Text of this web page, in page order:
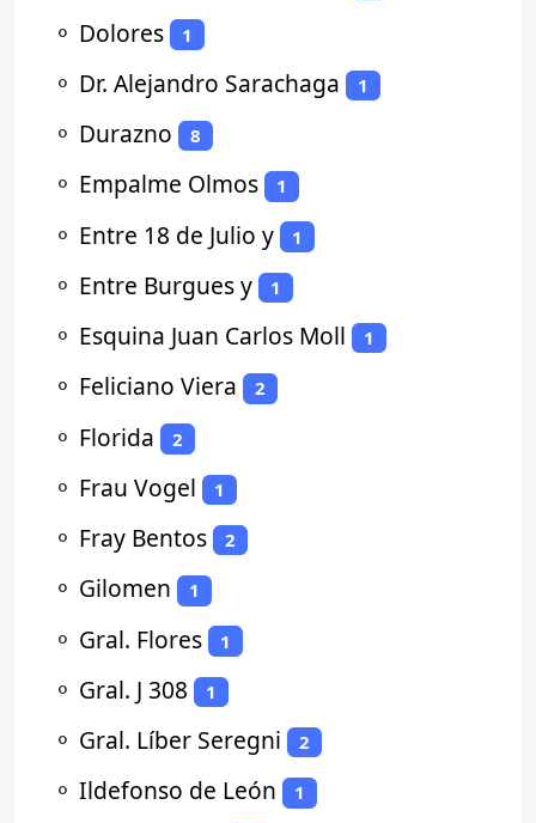
⚬ Dolores 1
⚬ Dr. Alejandro Sarachaga 1
⚬ Durazno 8
⚬ Empalme Olmos 1
⚬ Entre 18 de Julio y 1
⚬ Entre Burgues y 1
⚬ Esquina Juan Carlos Moll 1
⚬ Feliciano Viera 2
⚬ Florida 2
⚬ Frau Vogel 1
⚬ Fray Bentos 2
⚬ Gilomen 1
⚬ Gral. Flores 1
⚬ Gral. J 308 1
⚬ Gral. Líber Seregni 2
⚬ Ildefonso de León 1